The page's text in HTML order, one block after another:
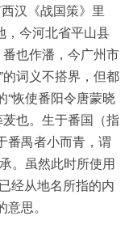
汉《战国策》里
，今河北省平山县
也作潘，今广州市
词义不搭界，但都
“恢使番阳令唐蒙晓
也。生于番国（指
番禺者小而青，谓
。虽然此时所使用
经从地名所指的内
思。